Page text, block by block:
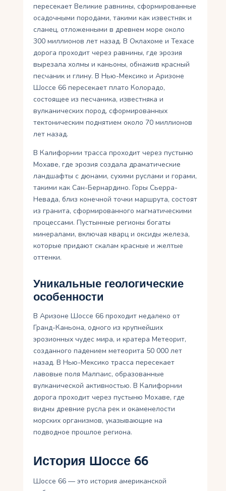
пересекает Великие равнины, сформированные
осадочными породами, такими как известняк и
сланец, отложенными в древнем море около
300 миллионов лет назад. В Оклахоме и Техасе
дорога проходит через равнины, где эрозия
вырезала холмы и каньоны, обнажив красный
песчаник и глину. В Нью-Мексико и Аризоне
Шоссе 66 пересекает плато Колорадо,
состоящее из песчаника, известняка и
вулканических пород, сформированных
тектоническим поднятием около 70 миллионов
лет назад.
В Калифорнии трасса проходит через пустыню
Мохаве, где эрозия создала драматические
ландшафты с дюнами, сухими руслами и горами,
такими как Сан-Бернардино. Горы Сьерра-
Невада, близ конечной точки маршрута, состоят
из гранита, сформированного магматическими
процессами. Пустынные регионы богаты
минералами, включая кварц и оксиды железа,
которые придают скалам красные и желтые
оттенки.
Уникальные геологические
особенности
В Аризоне Шоссе 66 проходит недалеко от
Гранд-Каньона, одного из крупнейших
эрозионных чудес мира, и кратера Метеорит,
созданного падением метеорита 50 000 лет
назад. В Нью-Мексико трасса пересекает
лавовые поля Малпаис, образованные
вулканической активностью. В Калифорнии
дорога проходит через пустыню Мохаве, где
видны древние русла рек и окаменелости
морских организмов, указывающие на
подводное прошлое региона.
История Шоссе 66
Шоссе 66 — это история американской